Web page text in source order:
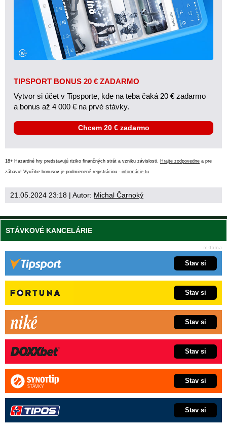
TIPSPORT BONUS 20 € ZADARMO
Vytvor si účet v Tipsporte, kde na teba čaká 20 € zadarmo
a bonus až 4 000 € na prvé stávky.
Chcem 20 € zadarmo
18+ Hazardné hry predstavujú riziko finančných strát a vzniku závislosti. Hrajte zodpovedne a pre
zábavu! Využitie bonusov je podmienené registráciou - informácie tu.
21.05.2024 23:18 | Autor: Michal Čarnoký
STÁVKOVÉ KANCELÁRIE
Stav si
Stav si
Stav si
Stav si
Stav si
Stav si